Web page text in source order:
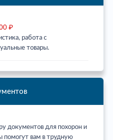
₽
работа с
товары.
документов для похорон и
помогут вам в трудную